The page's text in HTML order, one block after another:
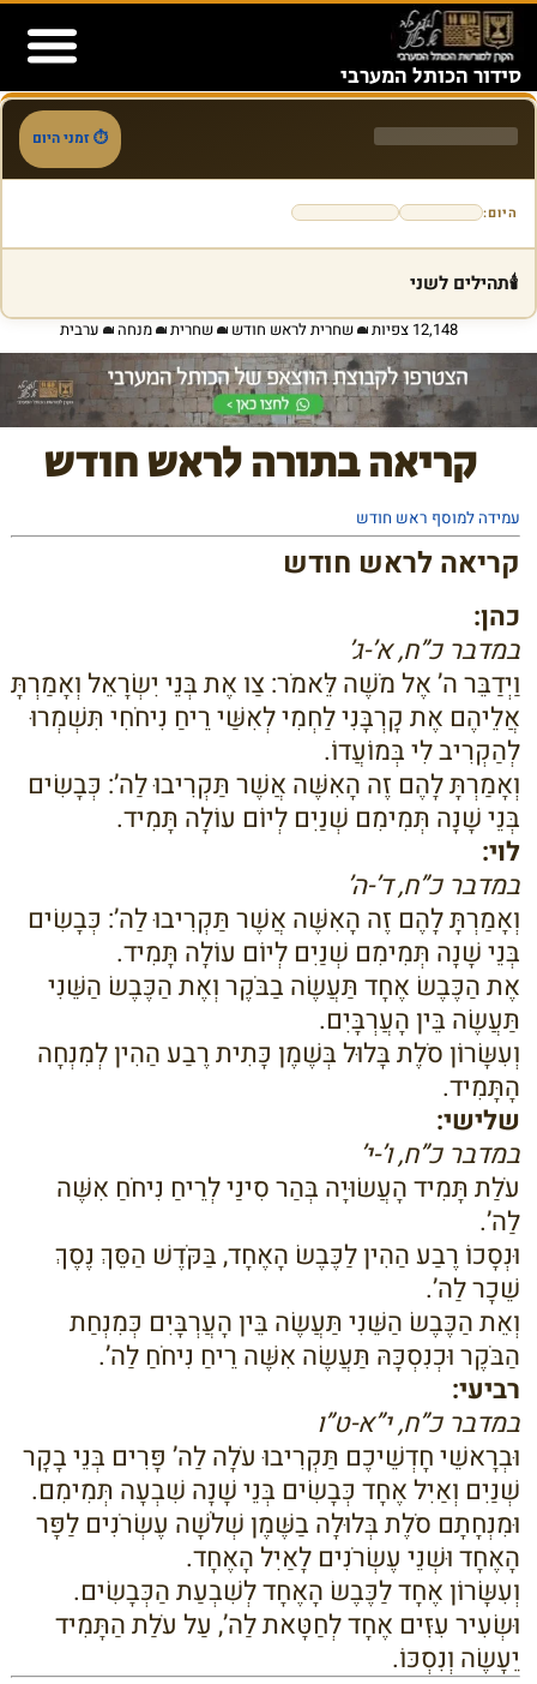
content
סידור הכותל המערבי
⏱ זמני היום
היום:
🕯️תהילים לשני
12,148 צפיות שחרית לראש חודש שחרית מנחה ערבית
קריאה בתורה לראש חודש
עמידה למוסף ראש חודש
קריאה לראש חודש
כהן:
במדבר כ”ח, א’-ג’
וַיְדַבֵּר ה’ אֶל מֹשֶׁה לֵּאמֹר: צַו אֶת בְּנֵי יִשְׂרָאֵל וְאָמַרְתָּ
אֲלֵיהֶם אֶת קָרְבָּנִי לַחְמִי לְאִשַּׁי רֵיחַ נִיחֹחִי תִּשְׁמְרוּ
לְהַקְרִיב לִי בְּמוֹעֲדוֹ.
וְאָמַרְתָּ לָהֶם זֶה הָאִשֶּׁה אֲשֶׁר תַּקְרִיבוּ לַה’: כְּבָשִׂים
בְּנֵי שָׁנָה תְּמִימִם שְׁנַיִם לְיוֹם עוֹלָה תָּמִיד.
לוי:
במדבר כ”ח, ד’-ה’
וְאָמַרְתָּ לָהֶם זֶה הָאִשֶּׁה אֲשֶׁר תַּקְרִיבוּ לַה’: כְּבָשִׂים
בְּנֵי שָׁנָה תְּמִימִם שְׁנַיִם לְיוֹם עוֹלָה תָּמִיד.
אֶת הַכֶּבֶשׂ אֶחָד תַּעֲשֶׂה בַבֹּקֶר וְאֶת הַכֶּבֶשׂ הַשֵּׁנִי
תַּעֲשֶׂה בֵּין הָעֲרְבָּיִם.
וְעִשָּׂרוֹן סֹלֶת בָּלוּל בְּשֶׁמֶן כָּתִית רֶבַע הַהִין לְמִנְחָה
הָתָּמִיד.
שלישי:
במדבר כ”ח, ו’-י’
עֹלַת תָּמִיד הָעֲשׂוּיָה בְּהַר סִינַי לְרֵיחַ נִיחֹחַ אִשֶּׁה
לַה’.
וּנְסָכוֹ רֶבַע הַהִין לַכֶּבֶשׂ הָאֶחָד, בַּקֹּדֶשׁ הַסֵּךְ נֶסֶךְ
שֵׁכָר לַה’.
וְאֵת הַכֶּבֶשׂ הַשֵּׁנִי תַּעֲשֶׂה בֵּין הָעֲרְבָּיִם כְּמִנְחַת
הַבֹּקֶר וּכְנִסְכָּהּ תַּעֲשֶׂה אִשֶּׁה רֵיחַ נִיחֹחַ לַה’.
רביעי:
במדבר כ”ח, י”א-ט”ו
וּבְרָאשֵׁי חָדְשֵׁיכֶם תַּקְרִיבוּ עֹלָה לַה’ פָּרִים בְּנֵי בָקָר
שְׁנַיִם וְאַיִל אֶחָד כְּבָשִׂים בְּנֵי שָׁנָה שִׁבְעָה תְּמִימִם.
וּמִנְחָתָם סֹלֶת בְּלוּלָה בַשֶּׁמֶן שְׁלֹשָׁה עֶשְׂרֹנִים לַפָּר
הָאֶחָד וּשְׁנֵי עֶשְׂרֹנִים לָאַיִל הָאֶחָד.
וְעִשָּׂרוֹן אֶחָד לַכֶּבֶשׂ הָאֶחָד לְשִׁבְעַת הַכְּבָשִׂים.
וּשְׂעִיר עִזִּים אֶחָד לְחַטָּאת לַה’, עַל עֹלַת הַתָּמִיד
יֵעָשֶׂה וְנִסְכּוֹ.